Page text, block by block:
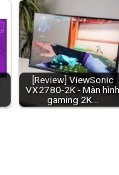
[Review] ViewSonic
VX2780-2K - Màn hình
gaming 2K…